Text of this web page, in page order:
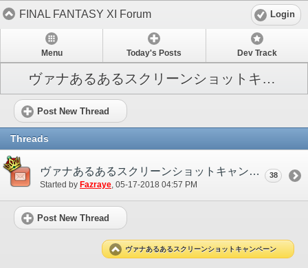
FINAL FANTASY XI Forum Login
Menu Today's Posts Dev Track
ヴァナあるあるスクリーンショットキャンペーン
Post New Thread
Threads
ヴァナあるあるスクリーンショットキャンペーン
Started by Fazraye‎, 05-17-2018 04:57 PM
38
Post New Thread
ヴァナあるあるスクリーンショットキャンペーン